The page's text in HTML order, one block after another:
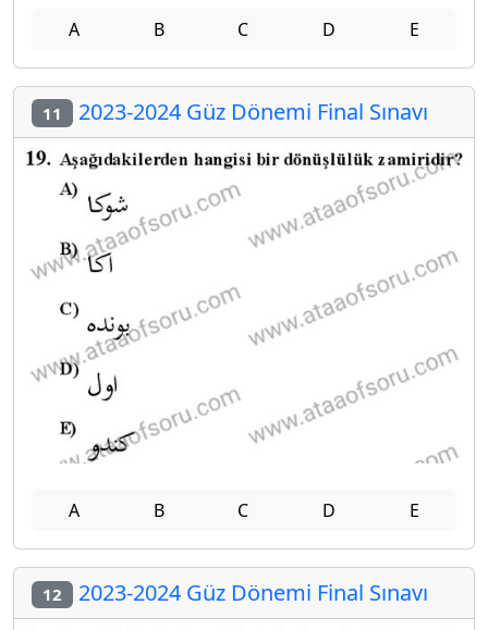
A B C D E
11 2023-2024 Güz Dönemi Final Sınavı
A B C D E
12 2023-2024 Güz Dönemi Final Sınavı